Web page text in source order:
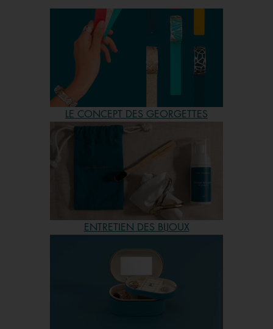
précieuses ? Allez voir du côté de nos bijoux sertis avec
de l’oxyde de zirconium. Effet brillance garanti ! Pour
vous orienter vers des bijoux à des prix encore plus
accessibles, allez voir notre collection de bijoux délicats
et fins, pensée pour que chaque bracelet jonc puisse
s’accorder avec une petite paire de créoles ou qu’une
bague dorée s’associe à la perfection avec une bague
argentée. Personnalisables à l’infini, nos bijoux portent les
couleurs de votre choix et se renouvellent à chaque
qu’à choisir vos bijoux Les Georgettes sur notre site ou
bien directement dans une boutique près de chez vous !
LE CONCEPT DES GEORGETTES
ENTRETIEN DES BIJOUX